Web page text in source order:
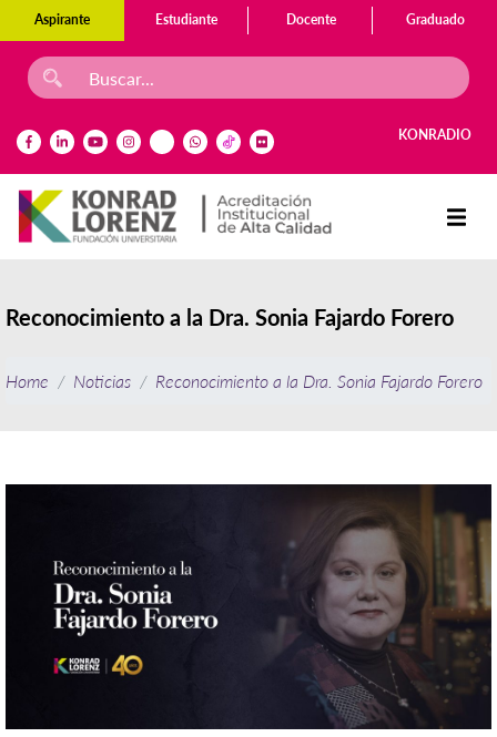
Aspirante Estudiante Docente Graduado
KONRADIO
Reconocimiento a la Dra. Sonia Fajardo Forero
Home Noticias Reconocimiento a la Dra. Sonia Fajardo Forero